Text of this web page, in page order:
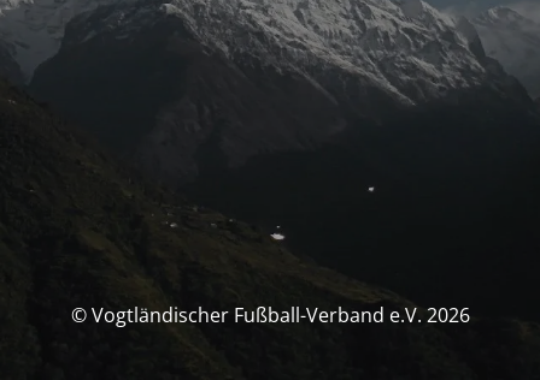
© Vogtländischer Fußball-Verband e.V. 2026